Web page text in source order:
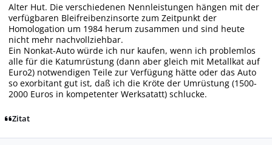
Alter Hut. Die verschiedenen Nennleistungen hängen mit der
verfügbaren Bleifreibenzinsorte zum Zeitpunkt der
Homologation um 1984 herum zusammen und sind heute
nicht mehr nachvollziehbar.
Ein Nonkat-Auto würde ich nur kaufen, wenn ich problemlos
alle für die Katumrüstung (dann aber gleich mit Metallkat auf
Euro2) notwendigen Teile zur Verfügung hätte oder das Auto
so exorbitant gut ist, daß ich die Kröte der Umrüstung (1500-
2000 Euros in kompetenter Werksatatt) schlucke.
Zitat